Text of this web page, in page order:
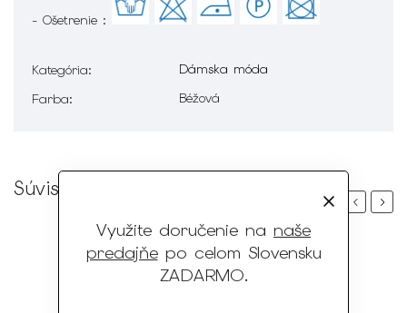
Využite doručenie na naše
predajňepo celom Slovensku
ZADARMO.
- Ošetrenie :
Kategória:
Dámska móda
Farba: Béžová
Súvisiaci tovar
PreviousNext